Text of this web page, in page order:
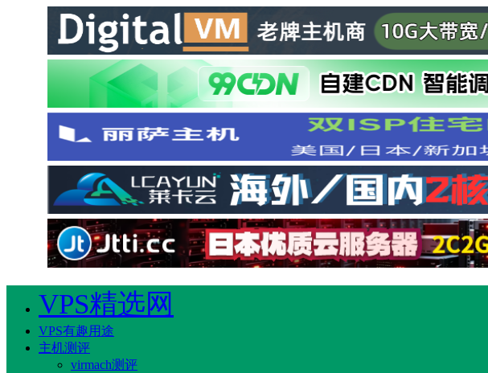
VPS精选网
VPS有趣用途
主机测评
virmach测评